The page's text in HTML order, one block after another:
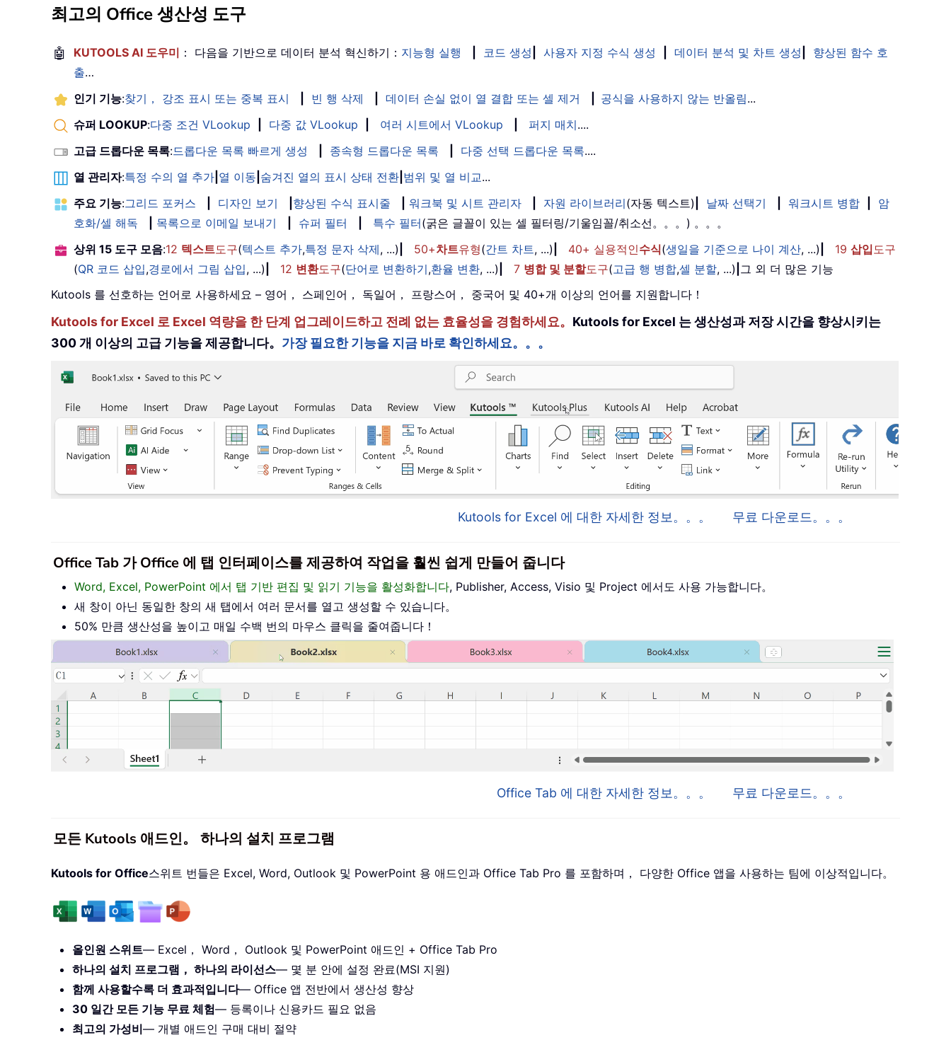
최고의 Office 생산성 도구
🤖 KUTOOLS AI 도우미 ： 다음을 기반으로 데이터 분석 혁신하기： 지능형 실행 코드 생성 사용자 지정 수식 생성 데이터 분석 및 차트 생성
향상된 함수 호
출…
인기 기능:찾기， 강조 표시 또는 중복 표시 빈 행 삭제 데이터 손실 없이 열 결합 또는 셀 제거 공식을 사용하지 않는 반올림...
슈퍼 LOOKUP:다중 조건 VLookup 다중 값 VLookup 여러 시트에서 VLookup 퍼지 매치....
고급 드롭다운 목록:드롭다운 목록 빠르게 생성 종속형 드롭다운 목록 다중 선택 드롭다운 목록....
열 관리자:특정 수의 열 추가 열 이동 숨겨진 열의 표시 상태 전환 범위 및 열 비교...
주요 기능:그리드 포커스 디자인 보기 향상된 수식 표시줄 워크북 및 시트 관리자 자원 라이브러리(자동 텍스트) 날짜 선택기 워크시트 병합
암
호화/셀 해독
목록으로 이메일 보내기 슈퍼 필터 특수 필터(굵은 글꼴이 있는 셀 필터링/기울임꼴/취소선。。。) 。。。
상위 15 도구 모음:12 텍스트도구(텍스트 추가,특정 문자 삭제, ...) 50+차트유형(간트 차트, ...) 40+ 실용적인수식(생일을 기준으로 나이 계산, ...) 19 삽입도구
(QR 코드 삽입,경로에서 그림 삽입, ...) 12 변환도구(단어로 변환하기,환율 변환, ...) 7 병합 및 분할도구(고급 행 병합,셀 분할, ...) 그 외 더 많은 기능
Kutools 를 선호하는 언어로 사용하세요 – 영어， 스페인어， 독일어， 프랑스어， 중국어 및 40+개 이상의 언어를 지원합니다！
Kutools for Excel 로 Excel 역량을 한 단계 업그레이드하고 전례 없는 효율성을 경험하세요。 Kutools for Excel 는 생산성과 저장 시간을 향상시키는
300 개 이상의 고급 기능을 제공합니다。 가장 필요한 기능을 지금 바로 확인하세요。。。
Kutools for Excel 에 대한 자세한 정보。。。 무료 다운로드。。。
Office Tab 가 Office 에 탭 인터페이스를 제공하여 작업을 훨씬 쉽게 만들어 줍니다
Word, Excel, PowerPoint 에서 탭 기반 편집 및 읽기 기능을 활성화합니다, Publisher, Access, Visio 및 Project 에서도 사용 가능합니다。
새 창이 아닌 동일한 창의 새 탭에서 여러 문서를 열고 생성할 수 있습니다。
50% 만큼 생산성을 높이고 매일 수백 번의 마우스 클릭을 줄여줍니다！
Office Tab 에 대한 자세한 정보。。。 무료 다운로드。。。
모든 Kutools 애드인。 하나의 설치 프로그램
Kutools for Office스위트 번들은 Excel, Word, Outlook 및 PowerPoint 용 애드인과 Office Tab Pro 를 포함하며， 다양한 Office 앱을 사용하는 팀에 이상적입니다。
올인원 스위트— Excel， Word， Outlook 및 PowerPoint 애드인 + Office Tab Pro
하나의 설치 프로그램， 하나의 라이선스— 몇 분 안에 설정 완료(MSI 지원)
함께 사용할수록 더 효과적입니다— Office 앱 전반에서 생산성 향상
30 일간 모든 기능 무료 체험— 등록이나 신용카드 필요 없음
최고의 가성비— 개별 애드인 구매 대비 절약